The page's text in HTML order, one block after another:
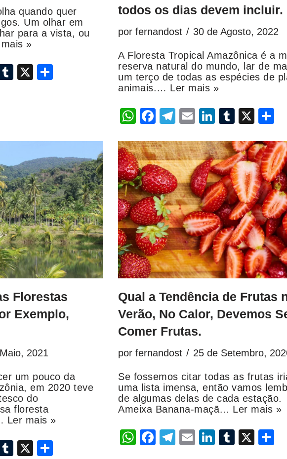
quando quer
Um olhar em
para a vista, ou
»
Li
T
X
todos os dias devem incluir.
por fernandost 30 de Agosto, 2022
A Floresta Tropical Amazônica é a
reserva natural do mundo, lar de
um terço de todas as espécies de
animais.… Ler mais »
W
at
s
A
p
p
F
c
e
b
o
o
k
T
e
gr
a
m
E
ai
l
Li
k
e
dI
n
T
m
bl
r
X
e
Florestas
Exemplo,
2021
um pouco da
em 2020 teve
do
floresta
Ler mais »
Li
T
X
Qual a Tendência de Frutas
Verão, No Calor, Devemos
Comer Frutas.
por fernandost 25 de Setembro,
Se fossemos citar todas as frutas
uma lista imensa, então vamos
de algumas delas de cada
Ameixa Banana-maçã… Ler mais »
W
F
T
E
Li
T
X